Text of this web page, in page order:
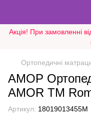
Акція! При замовленні
Ортопедичні
АМОР
AMOR ТМ
Артикул: 18019013455M